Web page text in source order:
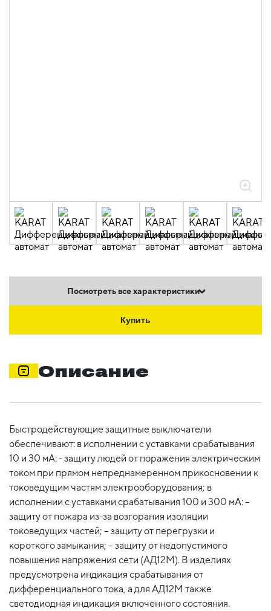
Посмотреть все характеристики
Купить
Описание
Быстродействующие защитные выключатели
обеспечивают: в исполнении с уставками срабатывания
10 и 30 мА: - защиту людей от поражения электрическим
током при прямом непреднамеренном прикосновении к
токоведущим частям электрооборудования; в
исполнении с уставками срабатывания 100 и 300 мА: –
защиту от пожара из-за возгорания изоляции
токоведущих частей; – защиту от перегрузки и
короткого замыкания; – защиту от недопустимого
повышения напряжения сети (АД12М). В изделиях
предусмотрена индикация срабатывания от
дифференциального тока, а для АД12М также
светодиодная индикация включенного состояния.